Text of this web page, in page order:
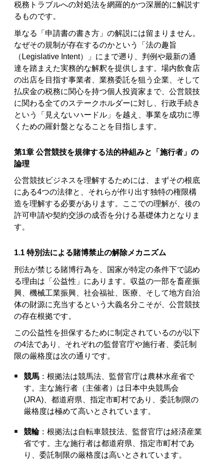
税務トラブルへの対処法を網羅的かつ深層的に解説す
るものです。
単なる「申請書の書き方」の解説には留まりません。
なぜその規制が存在するのかという「法の趣旨
（Legislative Intent）」にまで遡り、判例や最新の通
達を踏まえた実務的な解釈を提供します。場内飲食店
の出店を目指す事業者、業務委託を狙う企業、そして
払戻金の税務に関心を持つ個人投資家まで、公営競技
に関わる全てのステークホルダーに対し、行政手続き
という「見えないハードル」を越え、事業を成功に導
くための羅針盤となることを目指します。
第1章 公営競技を規律する法的枠組みと「施行者」の
論理
公営競技ビジネスを理解するためには、まずその根底
にある4つの法律と、それらが作り出す独特の権限構
造を理解する必要があります。ここでの理解が、後の
許可申請や契約交渉の成否を分ける基礎体力となりま
す。
1.1 特別法による賭博禁止の解除メカニズム
刑法が禁じる賭博行為を、国家が特定の条件下で認め
る理由は「公益性」にあります。収益の一部を畜産振
興、機械工業振興、社会福祉、医療、そして地方自治
体の財源に充当するという大義名分こそが、公営競技
の存在根拠です。
この公益性を担保するために制定されているのが以下
の4法であり、それぞれの監督官庁や施行者、委託制
限の厳格度は次の通りです。
競馬 ：根拠法は競馬法、監督官庁は農林水産省で
す。主な施行者（主催者）は日本中央競馬会
(JRA)、都道府県、指定市町村であり、委託制限の
厳格度は極めて高いとされています。
競輪：根拠法は自転車競技法、監督官庁は経済産業
省です。主な施行者は都道府県、指定市町村であ
り、委託制限の厳格度は高いとされています。